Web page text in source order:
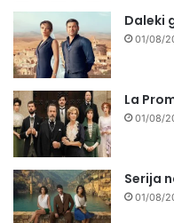
Daleki
01/08/
La
01/08/
Serija
01/08/